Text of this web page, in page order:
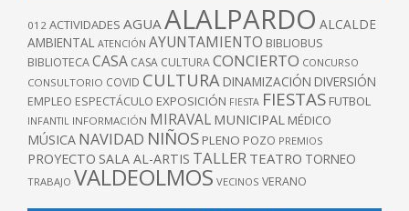
012 ACTIVIDADES AGUAALALPARDO ALCALDE
AMBIENTAL ATENCIÓN AYUNTAMIENTO BIBLIOBUS
BIBLIOTECACASA CASA CULTURACONCIERTO CONCURSO
CONSULTORIO COVID CULTURA DINAMIZACIÓN DIVERSIÓN
EMPLEO ESPECTÁCULO EXPOSICIÓN FIESTA FIESTAS FUTBOL
INFANTIL INFORMACIÓN MIRAVAL MUNICIPAL MÉDICO
MÚSICA NAVIDAD NIÑOS PLENO POZO PREMIOS
PROYECTO SALA AL-ARTIS TALLER TEATRO TORNEO
TRABAJO VALDEOLMOS VECINOS VERANO